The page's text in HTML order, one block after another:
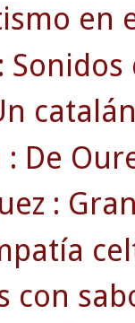
en
: De
:
con